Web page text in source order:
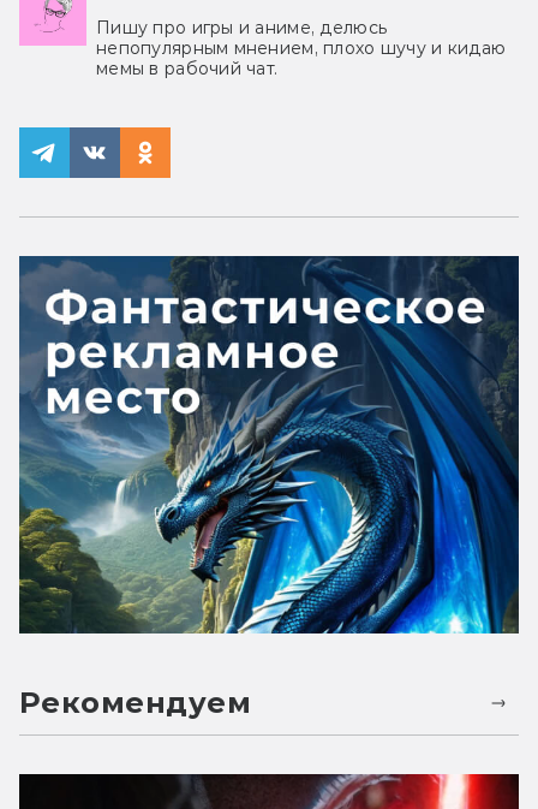
Пишу про игры и аниме, делюсь
непопулярным мнением, плохо шучу и кидаю
мемы в рабочий чат.
Рекомендуем